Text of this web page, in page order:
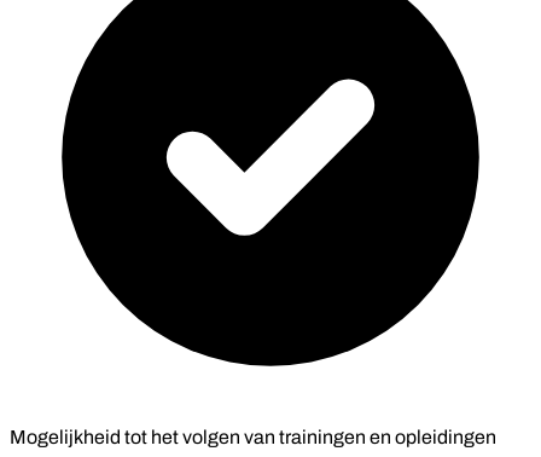
Mogelijkheid tot het volgen van trainingen en opleidingen